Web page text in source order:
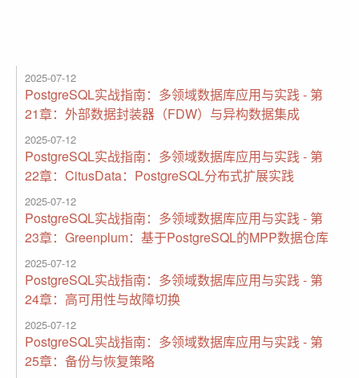
2025-07-12
PostgreSQL实战指南：多领域数据库应用与实践 - 第
21章：外部数据封装器（FDW）与异构数据集成
2025-07-12
PostgreSQL实战指南：多领域数据库应用与实践 - 第
22章：CitusData：PostgreSQL分布式扩展实践
2025-07-12
PostgreSQL实战指南：多领域数据库应用与实践 - 第
23章：Greenplum：基于PostgreSQL的MPP数据仓库
2025-07-12
PostgreSQL实战指南：多领域数据库应用与实践 - 第
24章：高可用性与故障切换
2025-07-12
PostgreSQL实战指南：多领域数据库应用与实践 - 第
25章：备份与恢复策略